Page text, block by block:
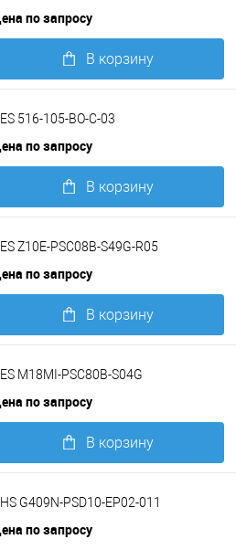
по запросу
В корзину
516-105-BO-C-03
по запросу
В корзину
Z10E-PSC08B-S49G-R05
по запросу
В корзину
M18MI-PSC80B-S04G
по запросу
В корзину
G409N-PSD10-EP02-011
по запросу